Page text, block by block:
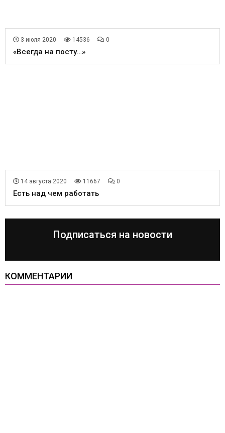
3 июля 2020 14536 0
«Всегда на посту…»
14 августа 2020 11667 0
Есть над чем работать
Подписаться на новости
КОММЕНТАРИИ